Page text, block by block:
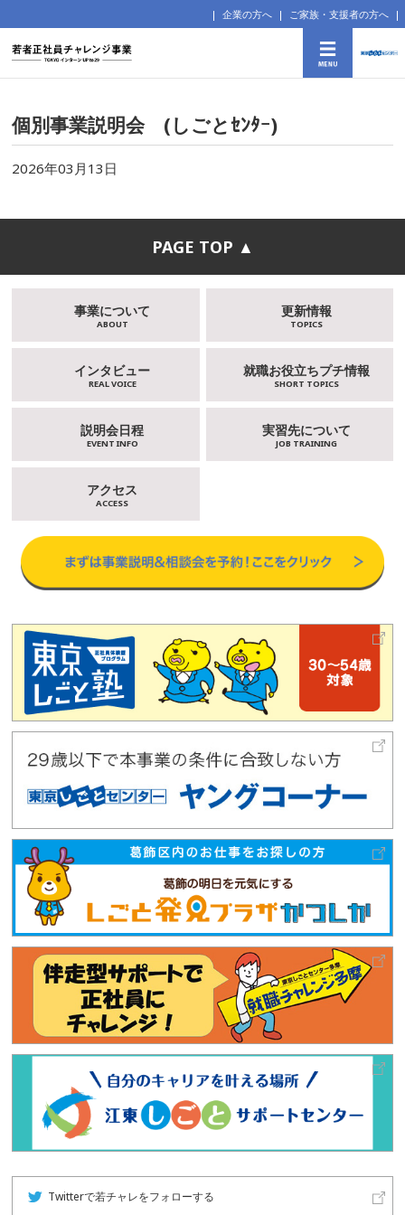
企業の方へ ご家族・支援者の方へ
個別事業説明会 (しごとｾﾝﾀｰ)
2026年03月13日
PAGE TOP ▲
事業について
ABOUT
更新情報
TOPICS
インタビュー
REAL VOICE
就職お役立ちプチ情報
SHORT TOPICS
説明会日程
EVENT INFO
実習先について
JOB TRAINING
アクセス
ACCESS
Twitterで若チャレをフォローする